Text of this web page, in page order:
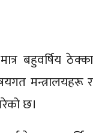
बहुवर्षिय ठेक्का
मन्त्रालयहरू र
छ।